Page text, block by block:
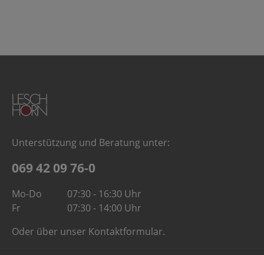
Unterstützung und Beratung unter:
069 42 09 76-0
Mo-Do
07:30 - 16:30 Uhr
Fr
07:30 - 14:00 Uhr
Oder über unser Kontaktformular.